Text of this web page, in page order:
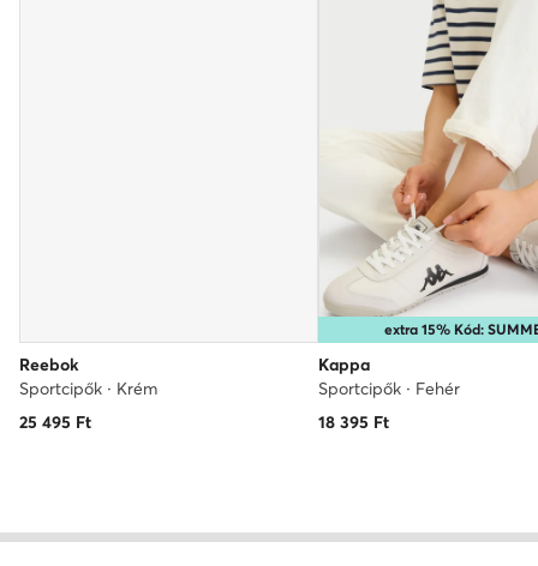
Reebok
Sportcipők · Krém
25 495 Ft
extra 15% Kód:
Kappa
Sportcipők · Fehér
18 395 Ft